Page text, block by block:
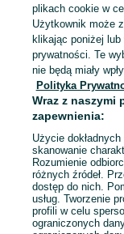
Mapa kategorii
Mapa miejscowości
Mapa ministron
Popularne
plikach cookie w
Użytkownik może
klikając poniżej
prywatności. Te
nie będą miały
Polityka
Wraz z naszymi
zapewnienia:
Użycie
skanowanie
Rozumienie
różnych źródeł.
dostęp do nich.
usług. Tworzenie
profili w celu
ograniczonych